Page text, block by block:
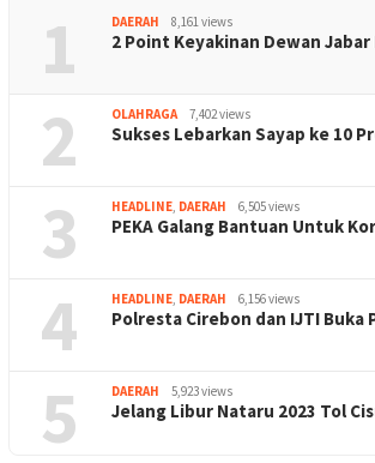
1 DAERAH 8,161 views
2 Point Keyakinan Dewan
2 OLAHRAGA 7,402 views
Sukses Lebarkan Sayap ke 10
3 HEADLINE, DAERAH 6,505 views
PEKA Galang Bantuan Untuk
4 HEADLINE, DAERAH 6,156 views
Polresta Cirebon dan IJTI Buka
5 DAERAH 5,923 views
Jelang Libur Nataru 2023 Tol